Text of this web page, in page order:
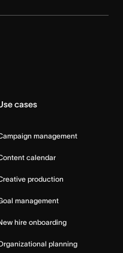
cases
management
calendar
production
management
hire onboarding
planning